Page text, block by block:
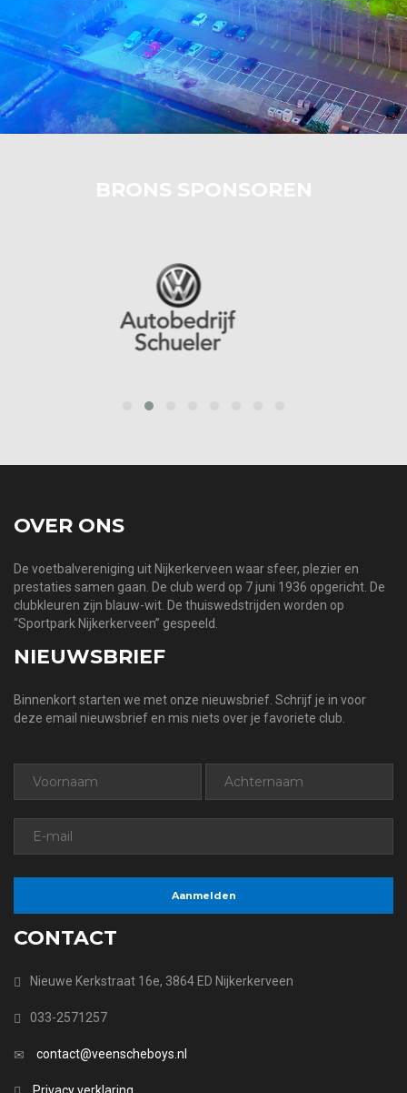
BRONS SPONSOREN
OVER ONS
De voetbalvereniging uit Nijkerkerveen waar sfeer, plezier en
prestaties samen gaan. De club werd op 7 juni 1936 opgericht. De
clubkleuren zijn blauw-wit. De thuiswedstrijden worden op
“Sportpark Nijkerkerveen” gespeeld.
NIEUWSBRIEF
Binnenkort starten we met onze nieuwsbrief. Schrijf je in voor
deze email nieuwsbrief en mis niets over je favoriete club.
CONTACT
Nieuwe Kerkstraat 16e, 3864 ED Nijkerkerveen
033-2571257
contact@veenscheboys.nl